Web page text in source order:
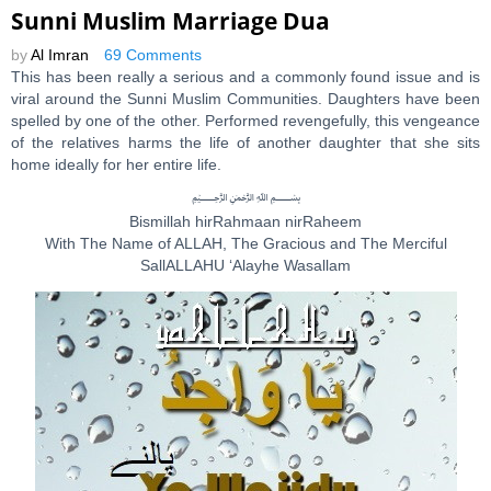
Sunni Muslim Marriage Dua
by Al Imran
69 Comments
This has been really a serious and a commonly found issue and is
viral around the Sunni Muslim Communities. Daughters have been
spelled by one of the other. Performed revengefully, this vengeance
of the relatives harms the life of another daughter that she sits
home ideally for her entire life.
﷽
Bismillah hirRahmaan nirRaheem
With The Name of ALLAH, The Gracious and The Merciful
SallALLAHU ‘Alayhe Wasallam